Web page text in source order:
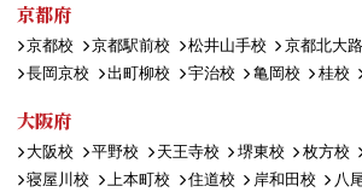
京都府
京都校 京都駅前校 松井山手校 京都北大
長岡京校
出町柳校 宇治校 亀岡校 桂校
大阪府
大阪校 平野校 天王寺校 堺東校 枚方校
寝屋川校
上本町校 住道校 岸和田校 八